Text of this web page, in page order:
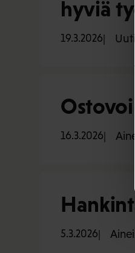
hyviä
19.3.2026
16.3.2026
5.3.2026